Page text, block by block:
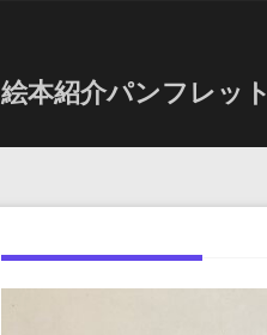
絵本紹介パンフレット